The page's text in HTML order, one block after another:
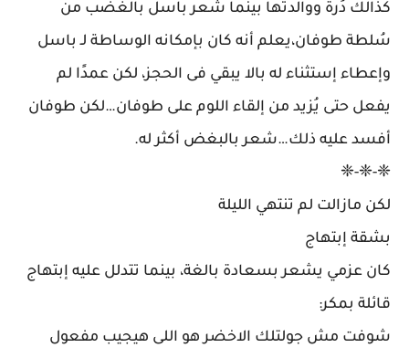
كذالك دُرة ووالدتها بينما شعر باسل بالغضب من
سُلطة طوفان،يعلم أنه كان بإمكانه الوساطة لـ باسل
وإعطاء إستثناء له بالا يبقي فى الحجز، لكن عمدًا لم
يفعل حتى يُزيد من إلقاء اللوم على طوفان…لكن طوفان
أفسد عليه ذلك…شعر بالبغض أكثر له.
❈-❈-❈
لكن مازالت لم تنتهي الليلة
بشقة إبتهاج
كان عزمي يشعر بسعادة بالغة، بينما تتدلل عليه إبتهاج
قائلة بمكر:
شوفت مش جولتلك الاخضر هو اللى هيجيب مفعول